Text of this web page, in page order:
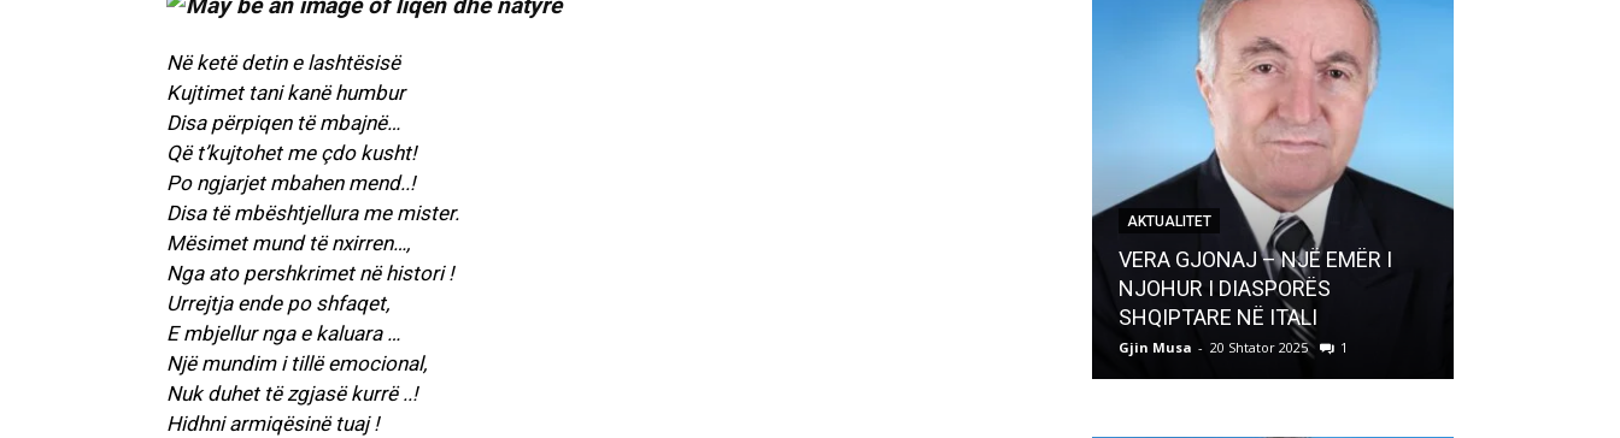
Në ketë detin e lashtësisë
Kujtimet tani kanë humbur
Disa përpiqen të mbajnë…
Që t’kujtohet me çdo kusht!
Po ngjarjet mbahen mend..!
Disa të mbështjellura me mister.
Mësimet mund të nxirren…,
Nga ato pershkrimet në histori !
Urrejtja ende po shfaqet,
E mbjellur nga e kaluara …
Një mundim i tillë emocional,
Nuk duhet të zgjasë kurrë ..!
Hidhni armiqësinë tuaj !
AKTUALITET
VERA GJONAJ – NJË EMËR I
NJOHUR I DIASPORËS
SHQIPTARE NË ITALI
Gjin Musa - 20 Shtator 2025 1